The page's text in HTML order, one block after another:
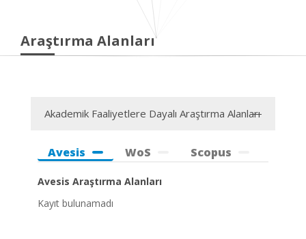
Araştırma Alanları
Akademik Faaliyetlere Dayalı Araştırma Alanları
Avesis WoS Scopus
Avesis Araştırma Alanları
Kayıt bulunamadı